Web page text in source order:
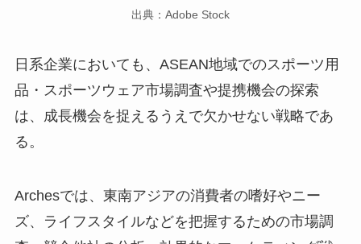
出典：Adobe Stock
日系企業においても、ASEAN地域でのスポーツ用
品・スポーツウェア市場調査や提携機会の探索
は、成長機会を捉えるうえで欠かせない戦略であ
る。
Archesでは、東南アジアの消費者の嗜好やニー
ズ、ライフスタイルなどを把握するための市場調